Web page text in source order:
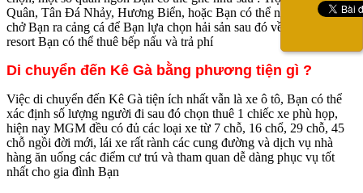
Quân, Tân Đá Nhảy, Hương Biển, hoặc Bạn có thể nói lái xe MGM
chở Bạn ra cảng cá để Bạn lựa chọn hải sản sau đó về nhà hàng
resort Bạn có thể thuê bếp nấu và trả phí
Di chuyển đến Kê Gà bằng phương tiện gì ?
Việc di chuyển đến Kê Gà tiện ích nhất vẫn là xe ô tô, Bạn có thể
xác định số lượng người đi sau đó chọn thuê 1 chiếc xe phù họp,
hiện nay MGM đều có đủ các loại xe từ 7 chỗ, 16 chổ, 29 chỗ, 45
chỗ ngồi đời mới, lái xe rất rành các cung đường và dịch vụ nhà
hàng ăn uống các điểm cư trú và tham quan dễ dàng phục vụ tốt
nhất cho gia đình Bạn